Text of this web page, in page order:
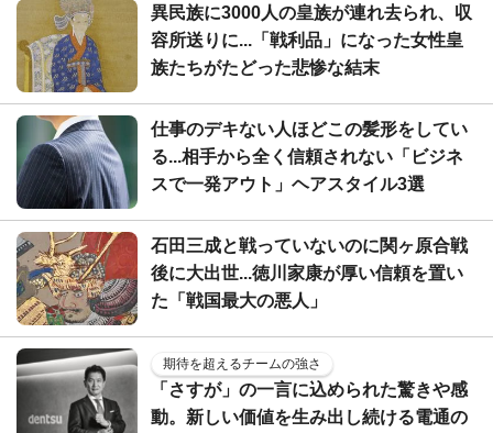
異民族に3000人の皇族が連れ去られ、収
容所送りに...「戦利品」になった女性皇
族たちがたどった悲惨な結末
仕事のデキない人ほどこの髪形をしてい
る...相手から全く信頼されない「ビジネ
スで一発アウト」ヘアスタイル3選
石田三成と戦っていないのに関ヶ原合戦
後に大出世...徳川家康が厚い信頼を置い
た「戦国最大の悪人」
期待を超えるチームの強さ
「さすが」の一言に込められた驚きや感
動。新しい価値を生み出し続ける電通の